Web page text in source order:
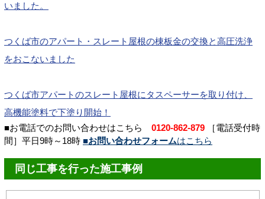
いました。
つくば市のアパート・スレート屋根の棟板金の交換と高圧洗浄
をおこないました
つくば市アパートのスレート屋根にタスペーサーを取り付け、
高機能塗料で下塗り開始！
■お電話でのお問い合わせはこちら 0120-862-879 ［電話受付時
間］平日9時～18時 ■お問い合わせフォームはこちら
同じ工事を行った施工事例